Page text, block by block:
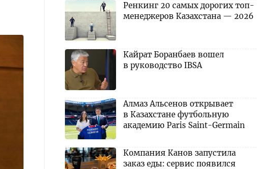
Ренкинг 20 самых дорогих топ-
менеджеров Казахстана — 2026
Кайрат Боранбаев вошел
в руководство IBSA
Алмаз Альсенов открывает
в Казахстане футбольную
академию Paris Saint-Germain
Компания Канов запустила
заказ еды: сервис появился